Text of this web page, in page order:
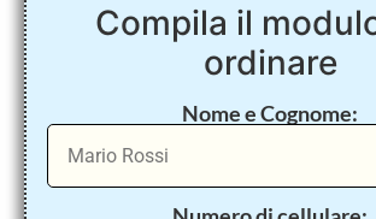
Compila il
ordinare
Nome e Cognome: